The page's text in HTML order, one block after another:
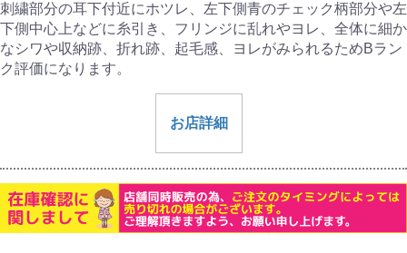
刺繍部分の耳下付近にホツレ、左下側青のチェック柄部分や左
下側中心上などに糸引き、フリンジに乱れやヨレ、全体に細か
なシワや収納跡、折れ跡、起毛感、ヨレがみられるためBラン
ク評価になります。
お店詳細